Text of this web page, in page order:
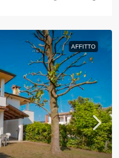
AFFITTO